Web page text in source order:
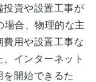
投資や設置工事が
場合、物理的な主
用や設置工事な
インターネット
開始できるた